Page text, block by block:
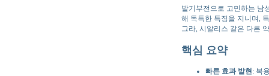
발기부전으로 고민하는 남
해 독특한 특징을 지니며,
그라, 시알리스 같은 다른
핵심 요약
빠른 효과 발현: 복